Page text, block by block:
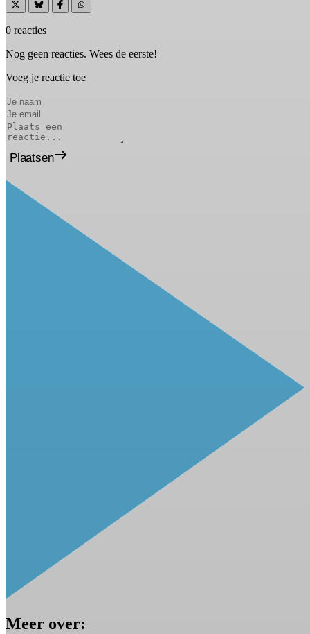
0 reacties
Nog geen reacties. Wees de eerste!
Voeg je reactie toe
Plaatsen
Meer over: